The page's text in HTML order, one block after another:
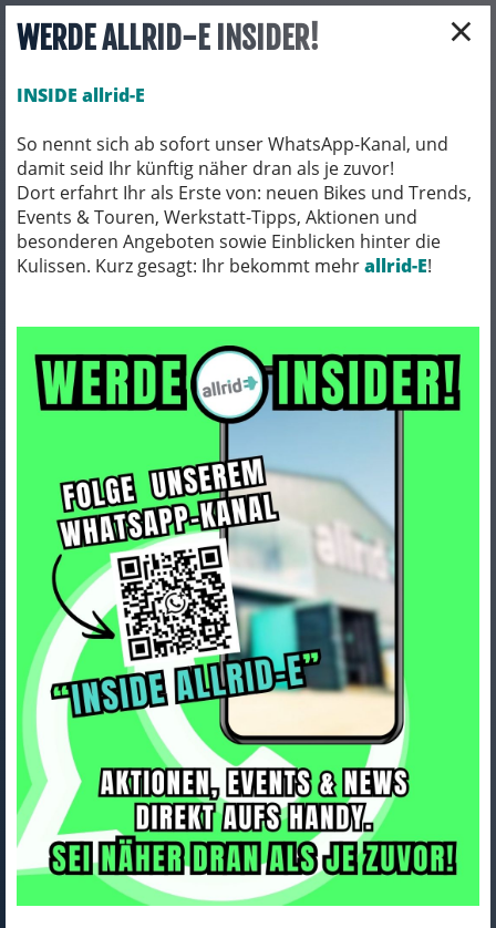
×
WERDE ALLRID-E INSIDER!
INSIDE allrid-E
So nennt sich ab sofort unser WhatsApp-Kanal, und
damit seid Ihr künftig näher dran als je zuvor!
Dort erfahrt Ihr als Erste von: neuen Bikes und Trends,
Events & Touren, Werkstatt-Tipps, Aktionen und
besonderen Angeboten sowie Einblicken hinter die
Kulissen. Kurz gesagt: Ihr bekommt mehrallrid-E!
Toggle navigation
BEKLEIDUNG SOCKEN
Trek Socke Trek Race Crew S
(35-38) Charcoal
Art.Nr. 5275688
Farbe: CHARCOAL